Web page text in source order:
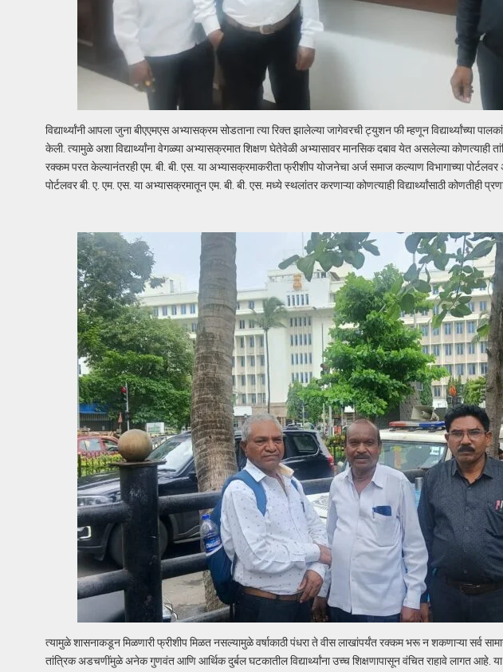
विद्यार्थ्यांनी आपला जुना बीएएमएस अभ्यासक्रम सोडताना त्या रिक्त झालेल्या जागेवरची ट्युशन फी म्हणून विद्यार्थ्यांच्या
केली. त्यामुळे अशा विद्यार्थ्यांना वेगळ्या अभ्यासक्रमात शिक्षण घेतेवेळी अभ्यासावर मानसिक दबाव येत असलेल्या कोणत्याही
रक्कम परत केल्यानंतरही एम. बी. बी. एस. या अभ्यासक्रमाकरीता फ्रीशीप योजनेचा अर्ज समाज कल्याण विभागाच्या
पोर्टलवर बी. ए. एम. एस. या अभ्यासक्रमातून एम. बी. बी. एस. मध्ये स्थलांतर करणाऱ्या कोणत्याही विद्यार्थ्यांसाठी कोणतीही
त्यामुळे शासनाकडून मिळणारी फ्रीशीप मिळत नसल्यामुळे वर्षाकाठी पंधरा ते वीस लाखांपर्यंत रक्कम भरू न शकणाऱ्या सर्व
तांत्रिक अडचणींमुळे अनेक गुणवंत आणि आर्थिक दुर्बल घटकातील विद्यार्थ्यांना उच्च शिक्षणापासून वंचित राहावे लागत आहे.